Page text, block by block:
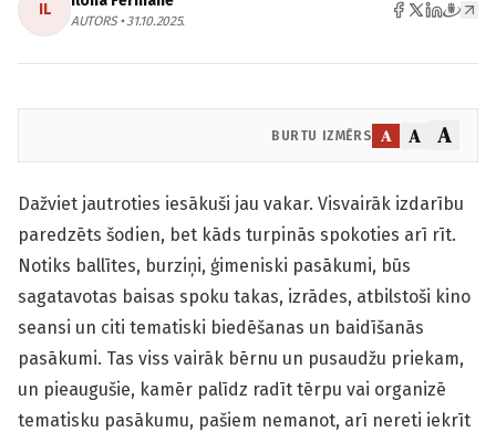
IL
AUTORS • 31.10.2025.
BURTU IZMĒRS A A A
Dažviet jautroties iesākuši jau vakar. Visvairāk izdarību
paredzēts šodien, bet kāds turpinās spokoties arī rīt.
Notiks ballītes, burziņi, ģimeniski pasākumi, būs
sagatavotas baisas spoku takas, izrādes, atbilstoši kino
seansi un citi tematiski biedēšanas un baidīšanās
pasākumi. Tas viss vairāk bērnu un pusaudžu priekam,
un pieaugušie, kamēr palīdz radīt tērpu vai organizē
tematisku pasākumu, pašiem nemanot, arī nereti iekrīt